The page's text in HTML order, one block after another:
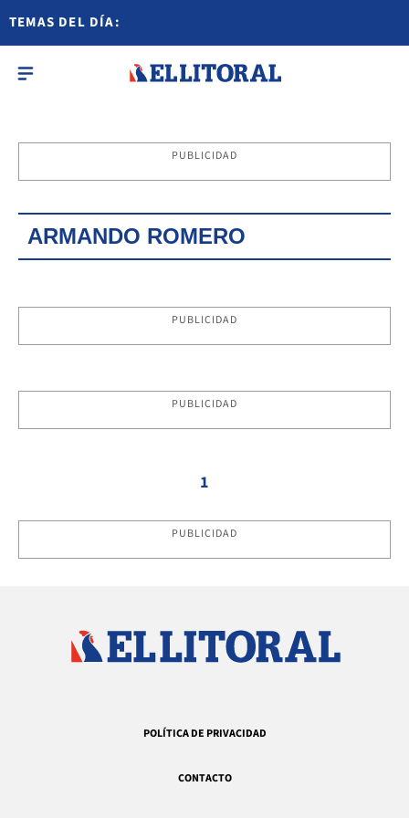
TEMAS DEL DÍA:
PUBLICIDAD
ARMANDO ROMERO
PUBLICIDAD
PUBLICIDAD
1
PUBLICIDAD
POLÍTICA DE PRIVACIDAD
CONTACTO